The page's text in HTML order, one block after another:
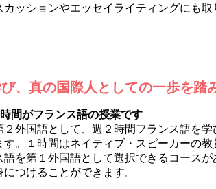
ッションやエッセイライティングにも取
、真の国際人としての一歩を踏
間がフランス語の授業です
外国語として、週２時間フランス語を
。１時間はネイティブ・スピーカーの
を第１外国語として選択できるコース
つけることができます。